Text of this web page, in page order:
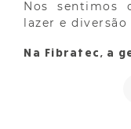
Nos sentimos
lazer e
Na Fibratec, a